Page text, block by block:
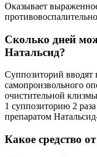
Оказывает
Сколько дней
Натальсид?
Суппозиторий
самопроизвольного
очистительной
1 суппозиторию 2
препаратом
Какое средство